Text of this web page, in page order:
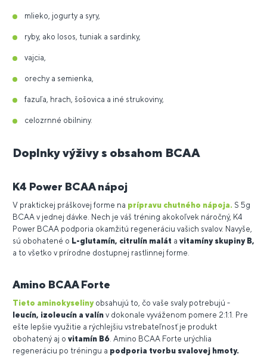
mlieko, jogurty a syry,
ryby, ako losos, tuniak a sardinky,
vajcia,
orechy a semienka,
fazuľa, hrach, šošovica a iné strukoviny,
celozrnné obilniny.
Doplnky výživy s obsahom BCAA
K4 Power BCAA nápoj
V praktickej práškovej forme na prípravu chutného nápoja. S 5g
BCAA v jednej dávke. Nech je váš tréning akokoľvek náročný, K4
Power BCAA podporia okamžitú regeneráciu vašich svalov. Navyše,
sú obohatené o L-glutamín, citrulín malát a vitamíny skupiny B,
a to všetko v prírodne dostupnej rastlinnej forme.
Amino BCAA Forte
Tieto aminokyseliny obsahujú to, čo vaše svaly potrebujú -
leucín, izoleucín a valín v dokonale vyváženom pomere 2:1:1. Pre
ešte lepšie využitie a rýchlejšiu vstrebateľnosť je produkt
obohatený aj o vitamín B6 . Amino BCAA Forte urýchlia
regeneráciu po tréningu a podporia tvorbu svalovej hmoty.